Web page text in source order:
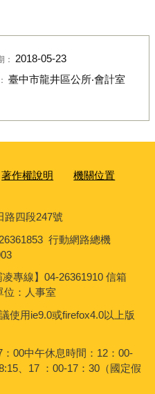
： 2018-05-23
臺中市龍井區公所‧會計室
著作權說明 機關位置
路四段247號
行動網路總機
專線】04-26361910 信箱
位：人事室
使用ie9.0或firefox4.0以上版
00中午休息時間：12：00-
、17 ：00-17：30（國定假